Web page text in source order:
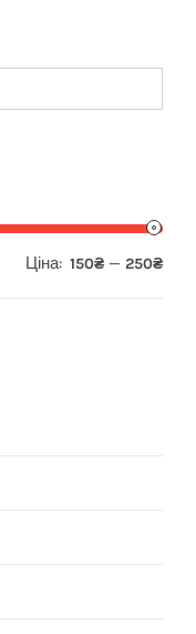
Ціна: 150₴ — 250₴